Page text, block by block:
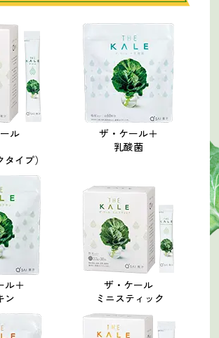
ル
タイプ）
ザ・ケール＋
乳酸菌
ル＋
ン
ザ・ケール
ミニスティック